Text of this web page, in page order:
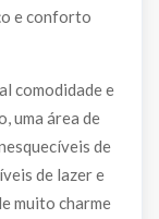
e conforto
comodidade e
uma área de
de
de lazer e
muito charme